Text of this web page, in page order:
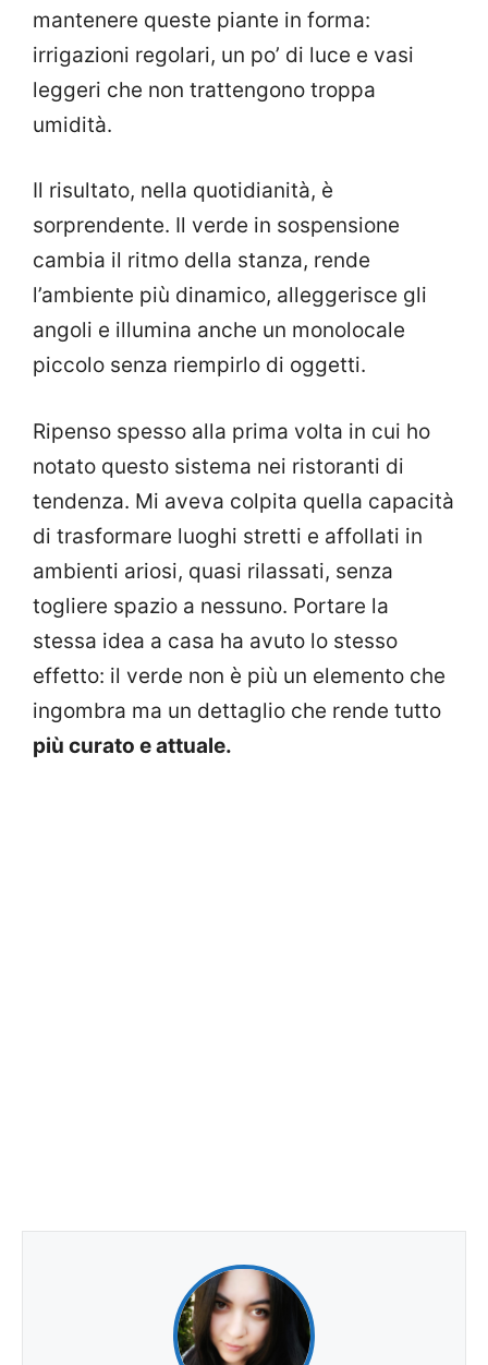
mantenere queste piante in forma:
irrigazioni regolari, un po’ di luce e vasi
leggeri che non trattengono troppa
umidità.
Il risultato, nella quotidianità, è
sorprendente. Il verde in sospensione
cambia il ritmo della stanza, rende
l’ambiente più dinamico, alleggerisce gli
angoli e illumina anche un monolocale
piccolo senza riempirlo di oggetti.
Ripenso spesso alla prima volta in cui ho
notato questo sistema nei ristoranti di
tendenza. Mi aveva colpita quella capacità
di trasformare luoghi stretti e affollati in
ambienti ariosi, quasi rilassati, senza
togliere spazio a nessuno. Portare la
stessa idea a casa ha avuto lo stesso
effetto: il verde non è più un elemento che
ingombra ma un dettaglio che rende tutto
più curato e attuale.